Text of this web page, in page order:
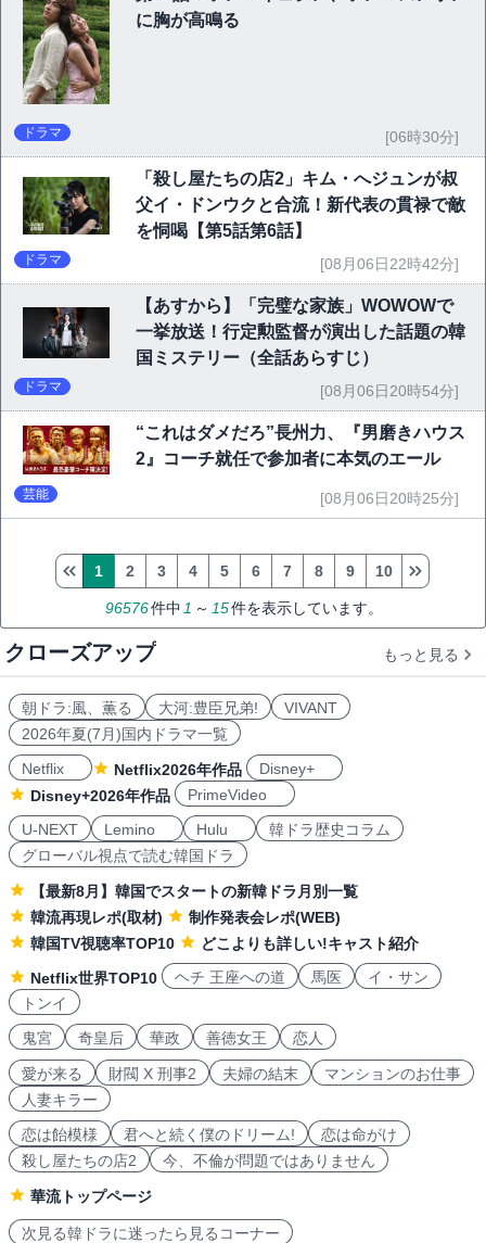
に胸が高鳴る
ドラマ [06時30分]
「殺し屋たちの店2」キム・へジュンが叔
父イ・ドンウクと合流！新代表の貫禄で敵
を恫喝【第5話第6話】
ドラマ [08月06日22時42分]
【あすから】「完璧な家族」WOWOWで
一挙放送！行定勲監督が演出した話題の韓
国ミステリー（全話あらすじ）
ドラマ [08月06日20時54分]
“これはダメだろ”長州力、『男磨きハウス
2』コーチ就任で参加者に本気のエール
芸能 [08月06日20時25分]
96576件中1 ～ 15件を表示しています。
1 2 3 4 5 6 7 8 9 10
クローズアップ もっと見る
朝ドラ:風、薫る 大河:豊臣兄弟!
VIVANT
2026年夏(7月)国内ドラマ一覧
Netflix
Netflix2026年作品
Disney+
Disney+2026年作品
PrimeVideo
U-NEXT
Lemino Hulu
韓ドラ歴史コラム
グローバル視点で読む韓国ドラ
【最新8月】韓国でスタートの新韓ドラ月別一覧
韓流再現レポ(取材)
制作発表会レポ(WEB)
韓国TV視聴率TOP10
どこよりも詳しい!キャスト紹介
Netflix世界TOP10
ヘチ 王座への道 馬医
イ・サン
トンイ
鬼宮
奇皇后 華政 善徳女王 恋人
愛が来る 財閥 X 刑事2 夫婦の結末
マンションのお仕事
人妻キラー
恋は飴模様
君へと続く僕のドリーム!
恋は命がけ
殺し屋たちの店2
今、不倫が問題ではありません
華流トップページ
次見る韓ドラに迷ったら見るコーナー